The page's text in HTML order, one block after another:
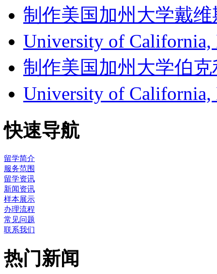
制作美国加州大学戴
University of
制作美国加州大学伯
University of
快速导航
留学简介
服务范围
留学资讯
新闻资讯
样本展示
办理流程
常见问题
联系我们
热门新闻